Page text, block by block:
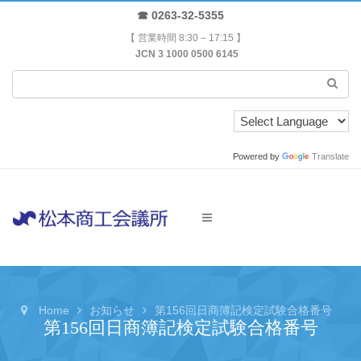
☎ 0263-32-5355
【 営業時間 8:30 – 17:15 】
JCN 3 1000 0500 6145
Powered by Translate
Home お知らせ 第156回日商簿記検定試験合格番号
第156回日商簿記検定試験合格番号